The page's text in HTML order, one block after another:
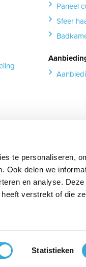
te personaliseren,
Ook delen we
en analyse.
verstrekt of die
Statistieken
Paneel
Sfeer